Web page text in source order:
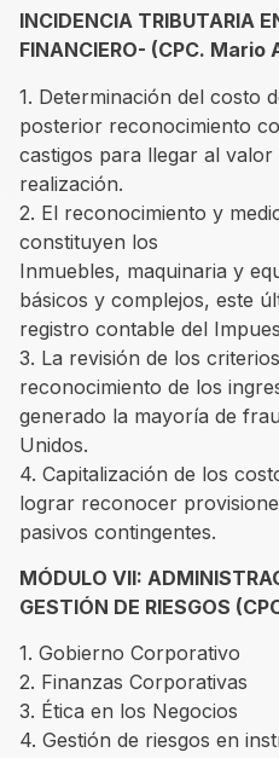
INCIDENCIA TRIBUTARIA
FINANCIERO- (CPC. Mario
1. Determinación del costo
posterior reconocimiento
castigos para llegar al valor
realización.
2. El reconocimiento y
constituyen los
Inmuebles, maquinaria y
básicos y complejos, este
registro contable del
3. La revisión de los
reconocimiento de los
generado la mayoría de
Unidos.
4. Capitalización de los
lograr reconocer
pasivos contingentes.
MÓDULO VII:
GESTIÓN DE RIESGOS
1. Gobierno Corporativo
2. Finanzas Corporativas
3. Ética en los Negocios
4. Gestión de riesgos en